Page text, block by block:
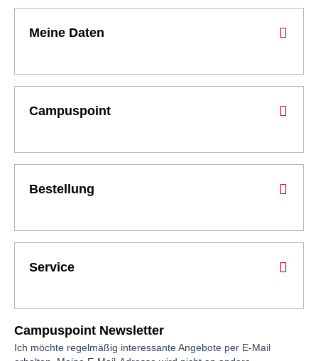
Meine Daten
Campuspoint
Bestellung
Service
Campuspoint Newsletter
Ich möchte regelmäßig interessante Angebote per E-Mail